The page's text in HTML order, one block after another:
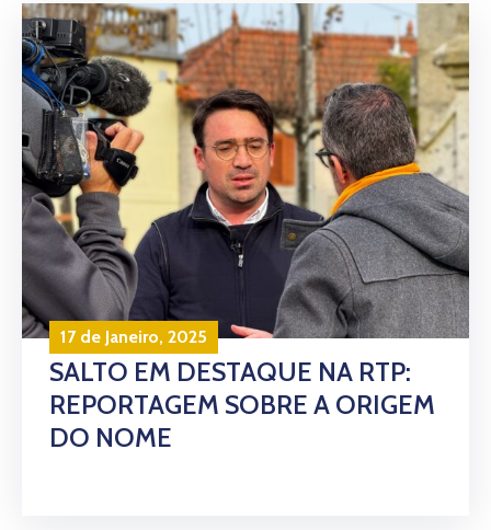
17 de Janeiro, 2025
SALTO EM DESTAQUE NA RTP:
REPORTAGEM SOBRE A ORIGEM
DO NOME